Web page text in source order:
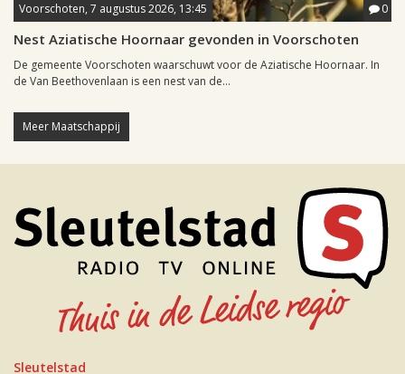
Voorschoten, 7 augustus 2026, 13:45 0
Nest Aziatische Hoornaar gevonden in Voorschoten
De gemeente Voorschoten waarschuwt voor de Aziatische Hoornaar. In
de Van Beethovenlaan is een nest van de...
Meer Maatschappij
Sleutelstad